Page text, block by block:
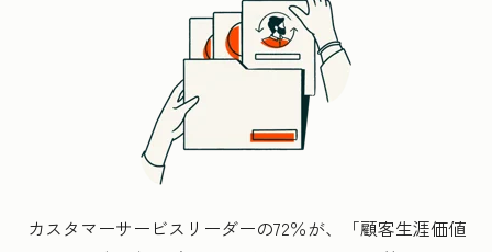
カスタマーサービスリーダーの72％が、「顧客生涯価値